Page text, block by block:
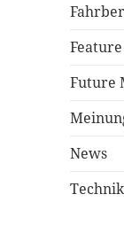
Feature
Future
News
Technik